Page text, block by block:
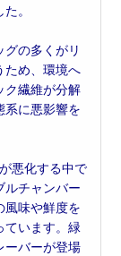
。
の多くがリ
ため、環境へ
ク繊維が分解
系に悪影響を
悪化する中で
ルチャンバー
風味や鮮度を
ています。緑
ーバーが登場